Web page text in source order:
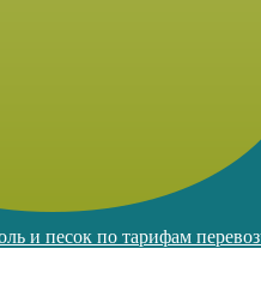
и песок по тарифам